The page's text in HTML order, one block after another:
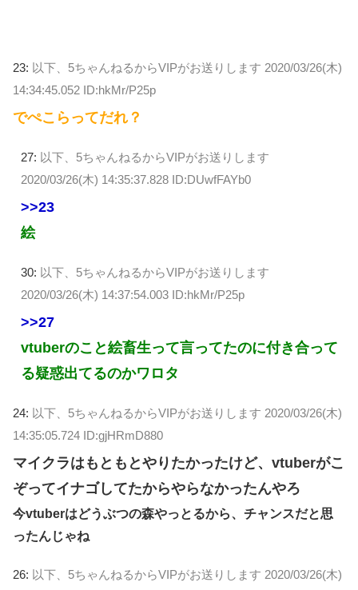
23: 以下、5ちゃんねるからVIPがお送りします 2020/03/26(木)
14:34:45.052 ID:hkMr/P25p
でぺこらってだれ？
27: 以下、5ちゃんねるからVIPがお送りします
2020/03/26(木) 14:35:37.828 ID:DUwfFAYb0
>>23
絵
30: 以下、5ちゃんねるからVIPがお送りします
2020/03/26(木) 14:37:54.003 ID:hkMr/P25p
>>27
vtuberのこと絵畜生って言ってたのに付き合って
る疑惑出てるのかワロタ
24: 以下、5ちゃんねるからVIPがお送りします 2020/03/26(木)
14:35:05.724 ID:gjHRmD880
マイクラはもともとやりたかったけど、vtuberがこ
ぞってイナゴしてたからやらなかったんやろ
今vtuberはどうぶつの森やっとるから、チャンスだと思
ったんじゃね
26: 以下、5ちゃんねるからVIPがお送りします 2020/03/26(木)